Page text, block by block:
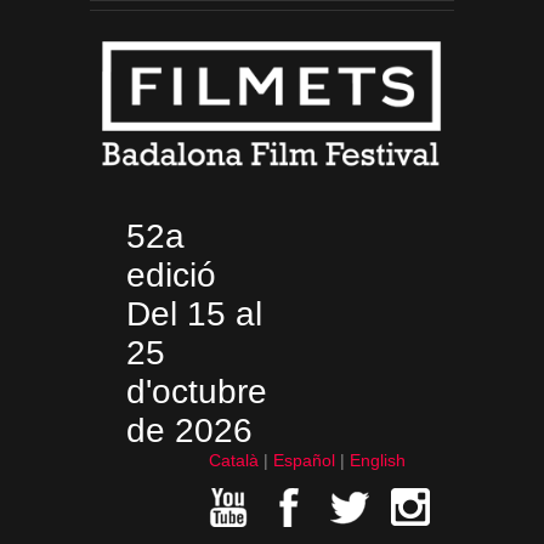
52a
edició
Del 15 al
25
d'octubre
de 2026
Català Español English